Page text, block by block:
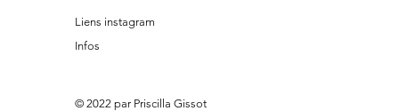
Liens instagram
Infos
© 2022 par Priscilla Gissot